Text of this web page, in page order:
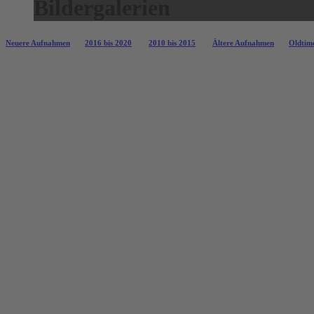
Neuere Aufnahmen 2016 bis 2020 2010 bis 2015 Ältere Aufnahmen